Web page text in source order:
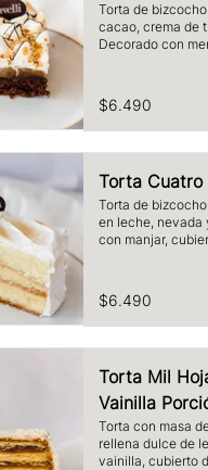
Torta de
cacao, crema de
Decorado con
$6.490
Torta Cuatro
Torta de
en leche, nevada
con manjar,
$6.490
Torta Mil
Vainilla
Torta con masa
rellena dulce de
vainilla, cubierto